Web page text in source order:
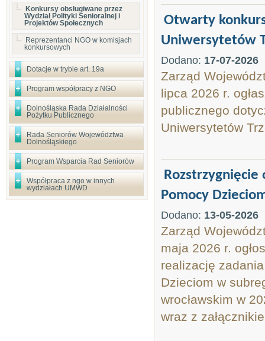
Konkursy obsługiwane przez
Wydział Polityki Senioralnej i
Projektów Społecznych
Reprezentanci NGO w komisjach
konkursowych
Dotacje w trybie art. 19a
Program współpracy z NGO
Dolnośląska Rada Działalności
Pożytku Publicznego
Rada Seniorów Województwa
Dolnośląskiego
Program Wsparcia Rad Seniorów
Współpraca z ngo w innych
wydziałach UMWD
Otwarty
Uniwersytetów
Dodano: 17-07-2026
Zarząd
lipca 2026 r.
publicznego
Uniwersytetów
Pomocy
Dodano: 13-05-2026
Zarząd
maja 2026 r.
realizację
Dzieciom w
wrocławskim w
wraz z